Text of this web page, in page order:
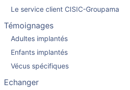
Le service client CISIC-Groupama
Témoignages
Adultes implantés
Enfants implantés
Vécus spécifiques
Echanger